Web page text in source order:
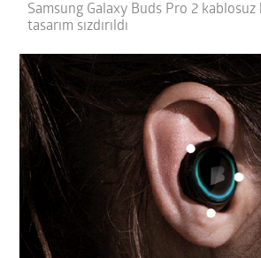
Samsung Galaxy Buds Pro 2 kablosuz
tasarım sızdırıldı